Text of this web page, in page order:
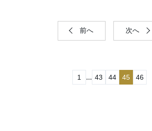
前へ 次へ
1 ... 43 44 45 46